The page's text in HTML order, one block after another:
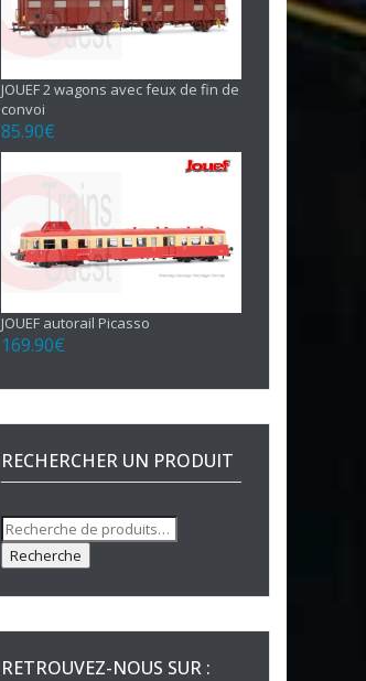
JOUEF 2 wagons avec feux de fin de
convoi
85.90€
JOUEF autorail Picasso
169.90€
RECHERCHER UN PRODUIT
Recherche
pour :
Recherche
RETROUVEZ-NOUS SUR :